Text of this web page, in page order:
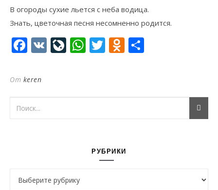
В огороды сухие льется с неба водица.
Знать, цветочная песня несомненно родится.
Facebook
VK LiveJournal
WhatsApp
Twitter
От keren
РУБРИКИ